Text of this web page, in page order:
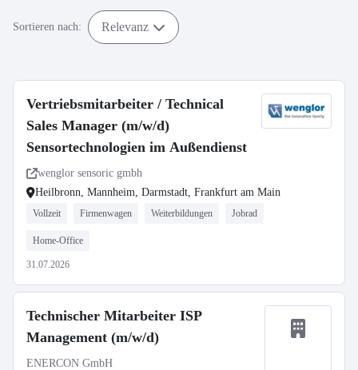
Sortieren nach: Relevanz
Vertriebsmitarbeiter / Technical
Sales Manager (m/w/d)
Sensortechnologien im Außendienst
wenglor sensoric gmbh
Heilbronn, Mannheim, Darmstadt, Frankfurt am Main
Vollzeit Firmenwagen Weiterbildungen Jobrad
Home-Office
31.07.2026
Technischer Mitarbeiter ISP
Management (m/w/d)
ENERCON GmbH